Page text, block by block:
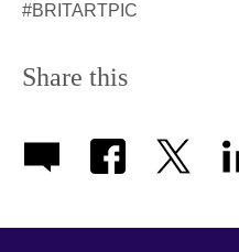
#BRITARTPIC
Share this